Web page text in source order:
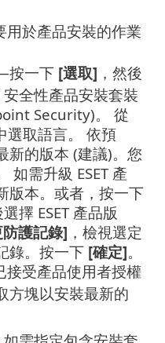
於產品安裝的作業
按一下 [選取] ，然後
安全性產品安裝套裝
Security)。 從
取語言。
依預
新的版本 (建議)。您
如需升級 ESET 產
版本。或者，按一下
選擇 ESET 產品版
護記錄] ，檢視選定
錄。按一下 [確定]。
接受產品使用者授權
方塊以安裝最新的